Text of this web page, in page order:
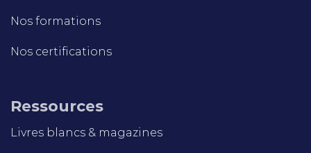
Nos formations
Nos certifications
Ressources
Livres blancs & magazines